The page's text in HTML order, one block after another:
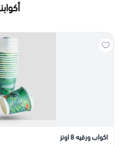
أكوابنا
اكواب ورقيه 8 اونز